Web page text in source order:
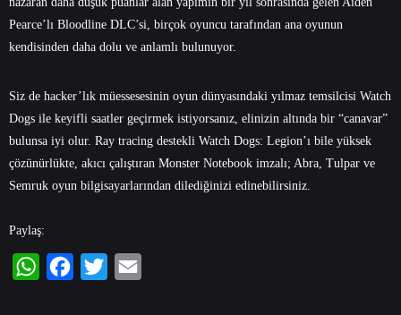
Pearce’lı Bloodline DLC’si, birçok oyuncu tarafından ana oyunun
kendisinden daha dolu ve anlamlı bulunuyor.
Siz de hacker’lık müessesesinin oyun dünyasındaki yılmaz temsilcisi Watch
Dogs ile keyifli saatler geçirmek istiyorsanız, elinizin altında bir “canavar”
bulunsa iyi olur. Ray tracing destekli Watch Dogs: Legion’ı bile yüksek
çözünürlükte, akıcı çalıştıran Monster Notebook imzalı; Abra, Tulpar ve
Semruk oyun bilgisayarlarından dilediğinizi edinebilirsiniz.
Paylaş: